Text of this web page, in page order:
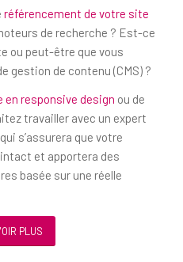
référencement de votre site
de recherche ? Est-ce
ou peut-être que vous
gestion de contenu (CMS) ?
en responsive design ou de
travailler avec un expert
s’assurera que votre
et apportera des
basée sur une réelle
PLUS